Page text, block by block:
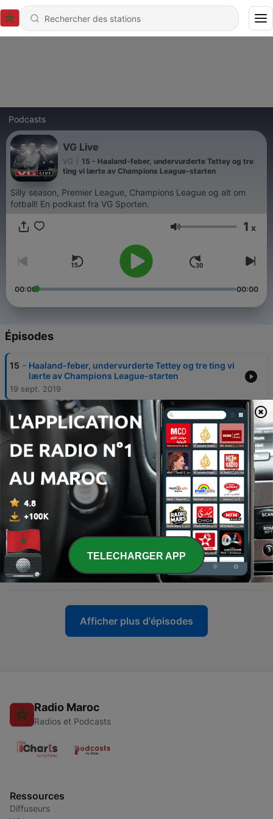
Podcasts
VG Live
VG
15 - Haaland-feber, undervurderte Tettey og tre
ting vi lærte av Champions League-starten
Silly season, Premier League, Champions League og alt om
fotball! En podkast fra VG Sporten.
Volume 1 x
00:00 00:00
Épisodes
15 - Haaland-feber, undervurderte Tettey og tre ting vi
lærte av Champions League-starten
19 sept. 2019
14 -
Solskjær-press, Verdens beste de Bruyne? og
kaos i Madrid
10 sept. 2019
13 - Mener straffeeksempel er hårreisende, farvel
Bendnter, svenskeduellen og sjokkovergang
03 sept. 2019
12 - Håland on fire, Va(r) søren driver de med i PL? og
hele Spanias Martin Ø
27 août 2019
11 - Straffe-Pogba, Bale-sirkus og stjerneskudd i
Frankrike
20 août 2019
Afficher plus d'épisodes
Radio Maroc
Radios et Podcasts
Ressources
Diffuseurs
TELECHARGER APP